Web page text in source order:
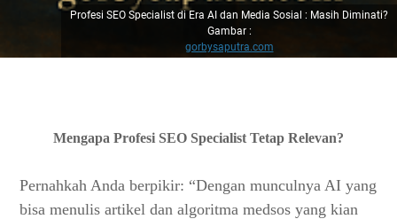
Profesi SEO Specialist di Era AI dan Media Sosial : Masih Diminati?
Gambar :
gorbysaputra.com
Mengapa Profesi SEO Specialist Tetap Relevan?
Pernahkah Anda berpikir: “Dengan munculnya AI yang
bisa menulis artikel dan algoritma medsos yang kian